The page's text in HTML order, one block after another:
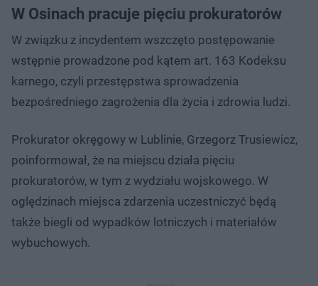
W Osinach pracuje pięciu prokuratorów
W związku z incydentem wszczęto postępowanie
wstępnie prowadzone pod kątem art. 163 Kodeksu
karnego, czyli przestępstwa sprowadzenia
bezpośredniego zagrożenia dla życia i zdrowia ludzi.
Prokurator okręgowy w Lublinie, Grzegorz Trusiewicz,
poinformował, że na miejscu działa pięciu
prokuratorów, w tym z wydziału wojskowego. W
oględzinach miejsca zdarzenia uczestniczyć będą
także biegli od wypadków lotniczych i materiałów
wybuchowych.